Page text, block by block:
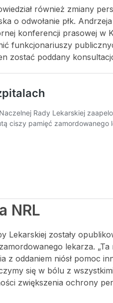
również zmiany
o odwołanie płk.
konferencji prasowej w
funkcjonariuszy
zostać poddany
NRL
Lekarskiej zostały
lekarza.
z oddaniem niósł pomoc
się w bólu z
zwiększenia ochrony